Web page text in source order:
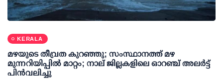
KERALA
മഴയുടെ തീവ്രത കുറഞ്ഞു; സംസ്ഥാനത്ത് മഴ
മുന്നറിയിപ്പിൽ മാറ്റം; നാല് ജില്ലകളിലെ ഓറഞ്ച് അലർട്ട്
പിൻവലിച്ചു